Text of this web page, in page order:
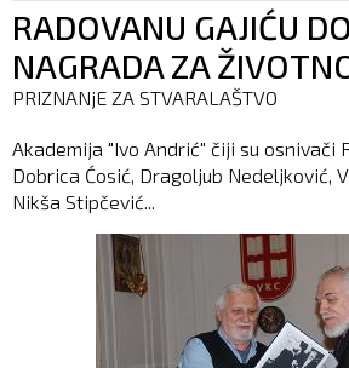
RADOVANU GAJIĆU
NAGRADA ZA
PRIZNANjE ZA STVARALAŠTVO
Akademija "Ivo Andrić" čiji su osnivači
Dobrica Ćosić, Dragoljub Nedeljković,
Nikša Stipčević...